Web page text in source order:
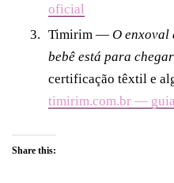
oficial
Timirim — O enxoval
bebê está para
certificação têxtil e
timirim.com.br —
Share this: